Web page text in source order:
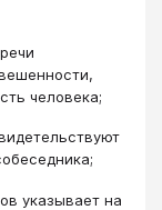
человека;
указывает на